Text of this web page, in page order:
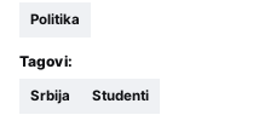
Politika
Tagovi:
Srbija Studenti